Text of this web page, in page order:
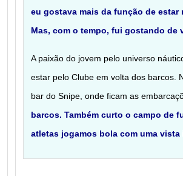
eu gostava mais da função de estar
Mas, com o tempo, fui gostando de
A paixão do jovem pelo universo
estar pelo Clube em volta dos barcos.
bar do Snipe, onde ficam as
barcos. Também curto o campo de
atletas jogamos bola com uma